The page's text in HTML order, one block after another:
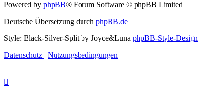
Powered by phpBB® Forum Software © phpBB Limited
Deutsche Übersetzung durch phpBB.de
Style: Black-Silver-Split by Joyce&Luna phpBB-Style-Design
Datenschutz | Nutzungsbedingungen